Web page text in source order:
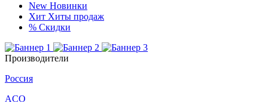
New Новинки
Хит Хиты продаж
% Скидки
Производители
Россия
ACO